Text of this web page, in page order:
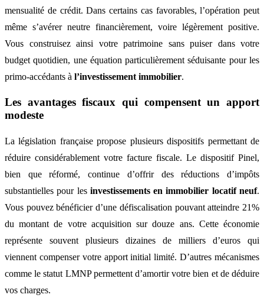
mensualité de crédit. Dans certains cas favorables, l’opération peut
même s’avérer neutre financièrement, voire légèrement positive.
Vous construisez ainsi votre patrimoine sans puiser dans votre
budget quotidien, une équation particulièrement séduisante pour les
primo-accédants à l’investissement immobilier.
Les avantages fiscaux qui compensent un apport
modeste
La législation française propose plusieurs dispositifs permettant de
réduire considérablement votre facture fiscale. Le dispositif Pinel,
bien que réformé, continue d’offrir des réductions d’impôts
substantielles pour les investissements en immobilier locatif neuf.
Vous pouvez bénéficier d’une défiscalisation pouvant atteindre 21%
du montant de votre acquisition sur douze ans. Cette économie
représente souvent plusieurs dizaines de milliers d’euros qui
viennent compenser votre apport initial limité. D’autres mécanismes
comme le statut LMNP permettent d’amortir votre bien et de déduire
vos charges.